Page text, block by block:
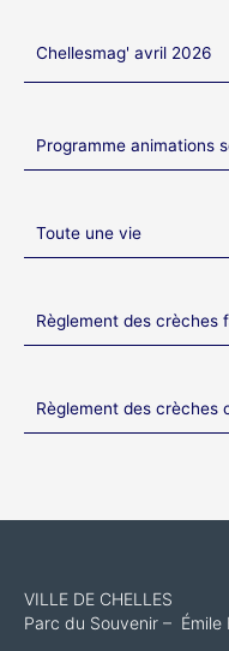
Chellesmag' avril 2026
Programme animations
Toute une vie
Règlement des crèches
Règlement des crèches
VILLE DE CHELLES
Parc du Souvenir –